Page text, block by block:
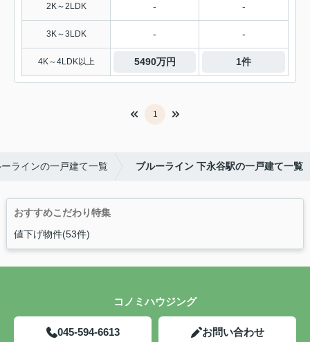
2K～2LDK - -
3K～3LDK - -
4K～4LDK以上 5490万円 1件
1
ラインの一戸建て一覧 ブルーライン 下永谷駅の一戸建て一覧
おすすめこだわり特集
値下げ物件(53件)
コノミハウジング
045-594-6613 お問い合わせ